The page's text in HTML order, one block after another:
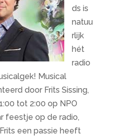
ds is
natuu
rlijk
hét
radio
Musical
door Frits Sissing,
tot 2:00 op NPO
feestje op de radio,
een passie heeft